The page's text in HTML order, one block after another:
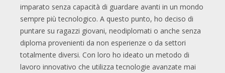
imparato senza capacità di guardare avanti in un mondo
sempre più tecnologico. A questo punto, ho deciso di
puntare su ragazzi giovani, neodiplomati o anche senza
diploma provenienti da non esperienze o da settori
totalmente diversi. Con loro ho ideato un metodo di
lavoro innovativo che utilizza tecnologie avanzate mai